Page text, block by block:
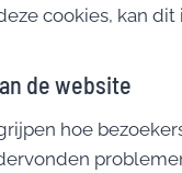
cookies, kan
de website
hoe